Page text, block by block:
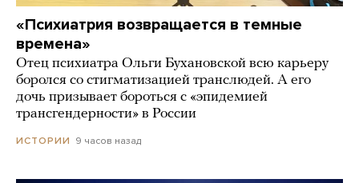
«Психиатрия возвращается в темные
времена»
Отец психиатра Ольги Бухановской всю карьеру
боролся со стигматизацией транслюдей. А его
дочь призывает бороться с «эпидемией
трансгендерности» в России
ИСТОРИИ 9 часов назад